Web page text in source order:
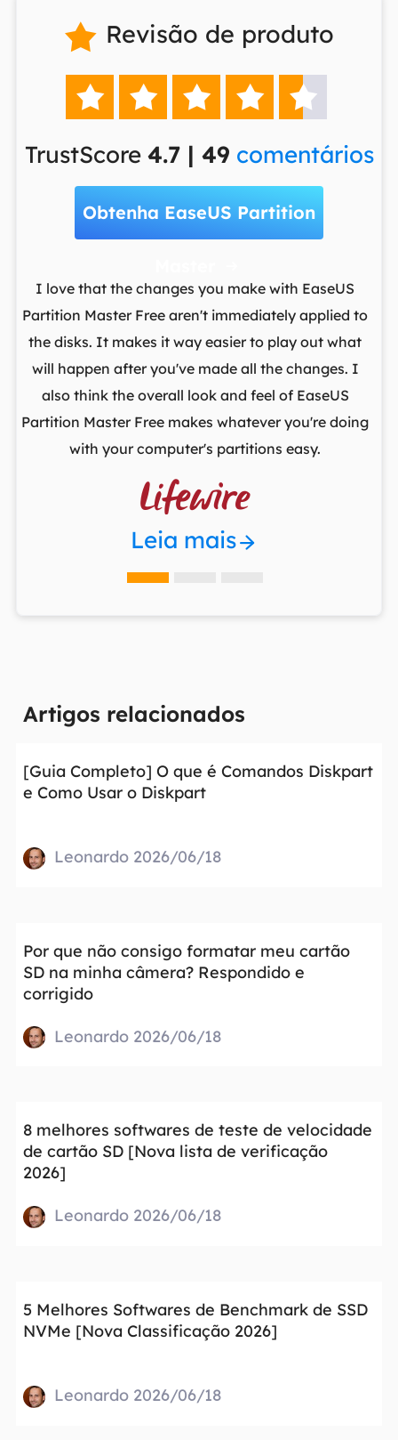
 Revisão de produto
    
TrustScore 4.7 | 49 comentários
Obtenha EaseUS Partition
I love that the changes you make with EaseUS
Partition Master Free aren't immediately applied to
the disks. It makes it way easier to play out what
will happen after you've made all the changes. I
also think the overall look and feel of EaseUS
Partition Master Free makes whatever you're doing
with your computer's partitions easy.

Leia mais
Artigos relacionados
[Guia Completo] O que é Comandos Diskpart
e Como Usar o Diskpart
Leonardo 2026/06/18
Por que não consigo formatar meu cartão
SD na minha câmera? Respondido e
corrigido
Leonardo 2026/06/18
8 melhores softwares de teste de velocidade
de cartão SD [Nova lista de verificação
2026]
Leonardo 2026/06/18
5 Melhores Softwares de Benchmark de SSD
NVMe [Nova Classificação 2026]
Leonardo 2026/06/18